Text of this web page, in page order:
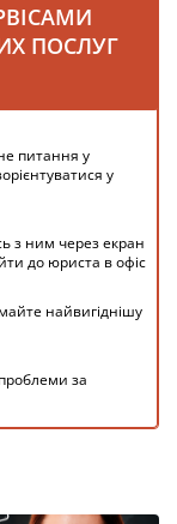
ПОСЛУГ
питання у
у
з ним через екран
до юриста в офіс
найвигіднішу
за